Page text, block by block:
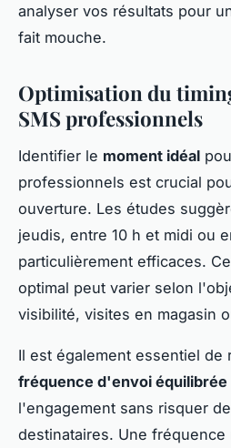
analyser vos résultats pour
fait mouche.
Optimisation du
SMS professionnels
Identifier le moment idéal
professionnels est crucial
ouverture. Les études
jeudis, entre 10 h et midi ou
particulièrement efficaces.
optimal peut varier selon
visibilité, visites en magasin
Il est également essentiel de
fréquence d'envoi équilibrée
l'engagement sans risquer
destinataires. Une fréquence